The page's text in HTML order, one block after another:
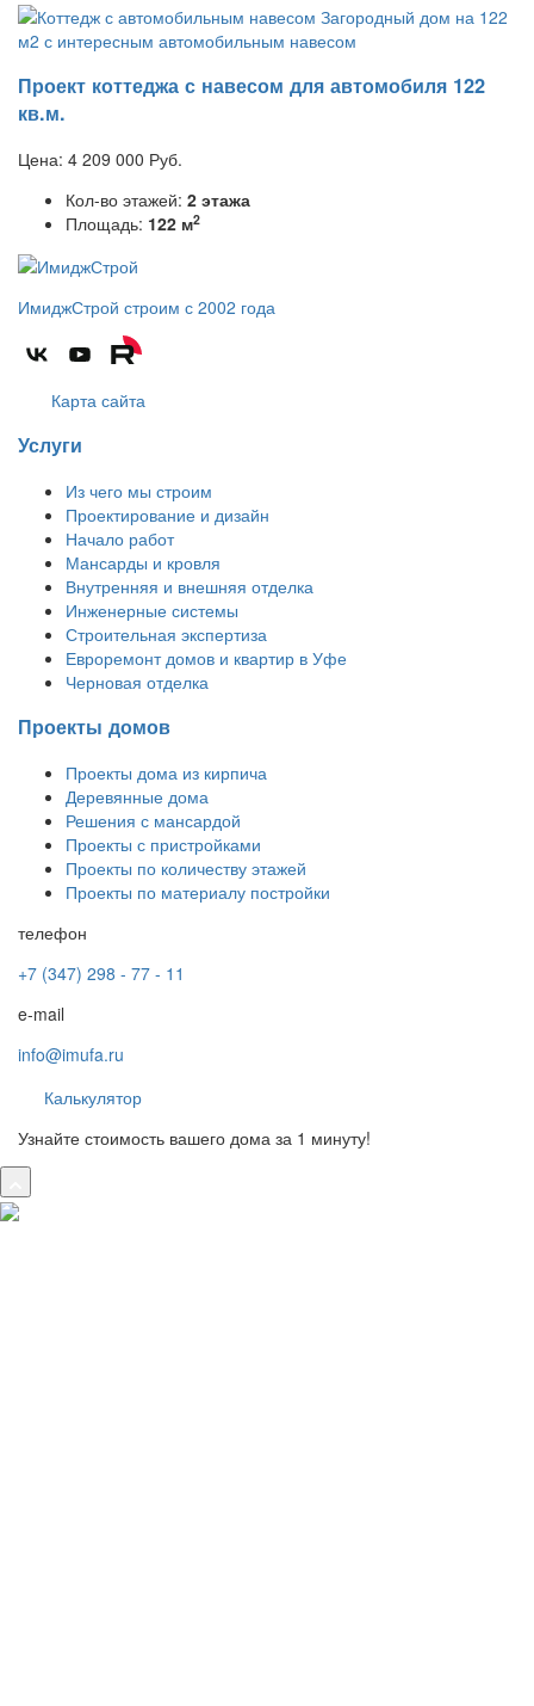
Проект коттеджа с навесом для автомобиля 122
кв.м.
Цена: 4 209 000 Руб.
Кол-во этажей: 2 этажа
Площадь: 122 м2
ИмиджСтрой строим с 2002 года
Карта сайта
Услуги
Из чего мы строим
Проектирование и дизайн
Начало работ
Мансарды и кровля
Внутренняя и внешняя отделка
Инженерные системы
Строительная экспертиза
Евроремонт домов и квартир в Уфе
Черновая отделка
Проекты домов
Проекты дома из кирпича
Деревянные дома
Решения с мансардой
Проекты с пристройками
Проекты по количеству этажей
Проекты по материалу постройки
телефон
+7 (347) 298 - 77 - 11
e-mail
info@imufa.ru
Калькулятор
Узнайте стоимость вашего дома за 1 минуту!